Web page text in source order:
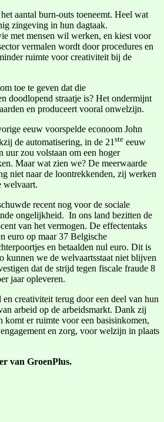
aantal burn-outs toeneemt. Heel wat
zingeving in hun dagtaak.
met mensen wil werken, en kiest voor
vermalen wordt door procedures en
ruimte voor creativiteit bij de
toe te geven dat die
doodlopend straatje is? Het ondermijnt
en produceert vooral onwelzijn.
eeuw voorspelde econoom John
de automatisering, in de 21 ste eeuw
zou volstaan om een hoger
Maar wat zien we? De meerwaarde
niet naar de loontrekkenden, zij werken
welvaart.
recent nog voor de sociale
ongelijkheid. In ons land bezitten de
van het vermogen. De effectentaks
euro op maar 37 Belgische
en betaalden nul euro. Dit is
kunnen we de welvaartsstaat niet blijven
dat de strijd tegen fiscale fraude 8
jaar opleveren.
creativiteit terug door een deel van hun
arbeid op de arbeidsmarkt. Dank zij
komt er ruimte voor een basisinkomen,
en zorg, voor welzijn in plaats
van GroenPlus.